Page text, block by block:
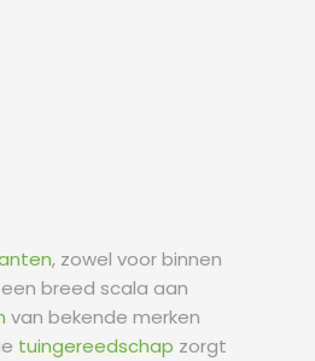
, zowel voor binnen
breed scala aan
van bekende merken
tuingereedschap zorgt